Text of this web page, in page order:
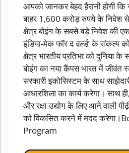
आपको जानकर बेहद हैरानी होगी
बाहर 1,600 करोड़ रुपये के निवेश
क्षेत्र बोइंग के सबसे बड़े निवेश की
इंडिया-मेक फॉर द वर्ल्ड’ के संकल्प
क्षेत्र भारतीय प्रतिभा को दुनिया
बोइंग का नया कैंपस भारत में जीवंत
सरकारी इकोसिस्टम के साथ
आधारशिला का कार्य करेगा। साथ
और रक्षा उद्योग के लिए आने वाली
को विकसित करने में मदद
Program